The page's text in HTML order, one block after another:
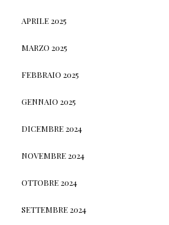
APRILE 2025
MARZO 2025
FEBBRAIO 2025
GENNAIO 2025
DICEMBRE 2024
NOVEMBRE 2024
OTTOBRE 2024
SETTEMBRE 2024